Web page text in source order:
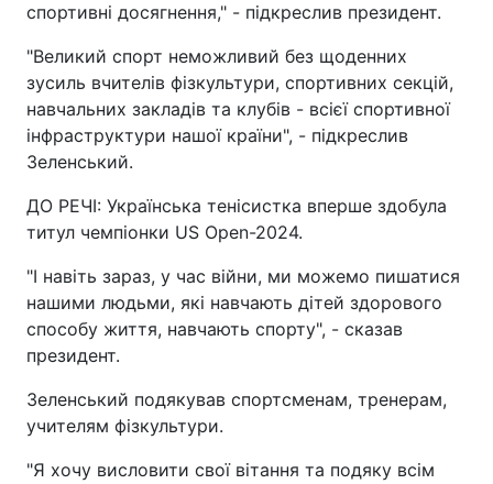
спортивні досягнення," - підкреслив президент.
"Великий спорт неможливий без щоденних
зусиль вчителів фізкультури, спортивних секцій,
навчальних закладів та клубів - всієї спортивної
інфраструктури нашої країни", - підкреслив
Зеленський.
ДО РЕЧІ: Українська тенісистка вперше здобула
титул чемпіонки US Open-2024.
"І навіть зараз, у час війни, ми можемо пишатися
нашими людьми, які навчають дітей здорового
способу життя, навчають спорту", - сказав
президент.
Зеленський подякував спортсменам, тренерам,
учителям фізкультури.
"Я хочу висловити свої вітання та подяку всім